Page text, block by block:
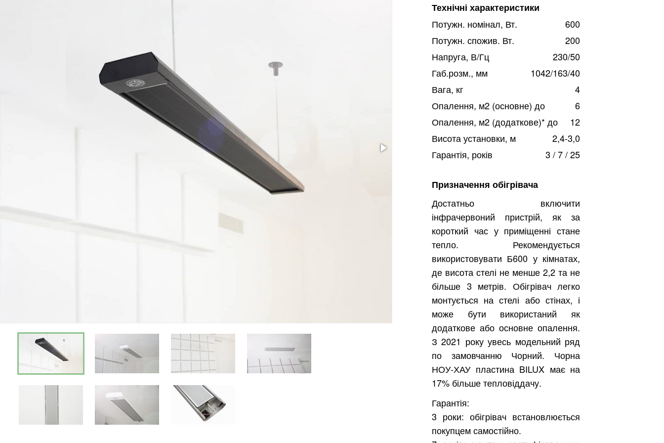
Технічні характеристики
Потужн. номінал, Вт.
600
Потужн. спожив. Вт.
200
Напруга, В/Гц
230/50
Габ.розм., мм
1042/163/40
Вага, кг
4
Опалення, м2 (основне) до
6
Опалення, м2 (додаткове)* до
12
Висота установки, м
2,4-3,0
Гарантія, років
3 / 7 / 25
Призначення обігрівача
Достатньо включити
інфрачервоний пристрій, як за
короткий час у приміщенні стане
тепло. Рекомендується
використовувати Б600 у кімнатах,
де висота стелі не менше 2,2 та не
більше 3 метрів. Обігрівач легко
монтується на стелі або стінах, і
може бути використаний як
додаткове або основне опалення.
З 2021 року увесь модельний ряд
по замовчанню Чорний. Чорна
НОУ-ХАУ пластина BILUX має на
17% більше тепловіддачу.
Гарантія:
3 роки: обігрівач встановлюється
покупцем самостійно.